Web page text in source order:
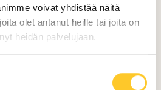
voivat yhdistää näitä
olet antanut heille tai joita on
heidän palvelujaan.